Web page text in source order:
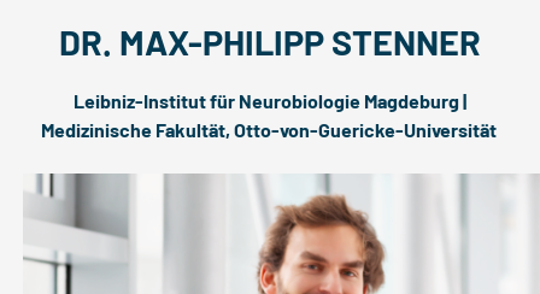
DR. MAX-PHILIPP STENNER
Leibniz-Institut für Neurobiologie Magdeburg |
Medizinische Fakultät, Otto-von-Guericke-Universität